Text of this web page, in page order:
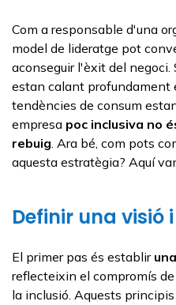
Com a responsable d'una
model de lideratge pot
aconseguir l'èxit del negoci.
estan calant profundament
tendències de consum
empresa poc inclusiva no
rebuig. Ara bé, com pots
aquesta estratègia? Aquí
Definir una visió
El primer pas és establir
reflecteixin el compromís
la inclusió. Aquests